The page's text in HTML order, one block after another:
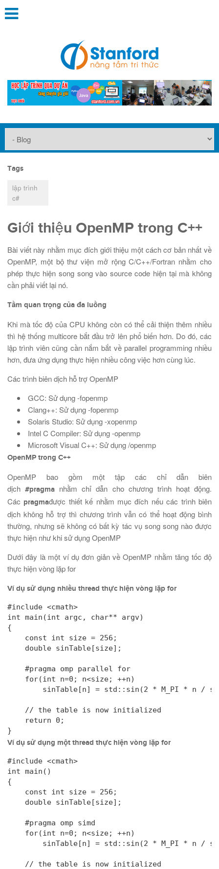
Tags
lập trình
c#
Giới thiệu OpenMP trong C++
Bài viết này nhằm mục đích giới thiệu một cách cơ bản nhất về
OpenMP, một bộ thư viện mở rộng C/C++/Fortran nhằm cho
phép thực hiện song song vào source code hiện tại mà không
cần phải viết lại nó.
Tầm quan trọng của đa luồng
Khi mà tốc độ của CPU không còn có thể cải thiện thêm nhiều
thì hệ thống multicore bắt đầu trở lên phổ biến hơn. Do đó, các
lập trình viên cũng cần nắm bắt về parallel programming nhiều
hơn, đưa ứng dụng thực hiện nhiều công việc hơn cùng lúc.
Các trình biên dịch hỗ trợ OpenMP
GCC: Sử dụng -fopenmp
Clang++: Sử dụng -fopenmp
Solaris Studio: Sử dụng -xopenmp
Intel C Compiler: Sử dụng -openmp
Microsoft Visual C++: Sử dụng /openmp
OpenMP trong C++
OpenMP bao gồm một tập các chỉ dẫn biên
dịch#pragma nhằm chỉ dẫn cho chương trình hoạt động.
Các pragmađược thiết kế nhằm mục đích nếu các trình biên
dịch không hỗ trợ thì chương trình vẫn có thể hoạt động bình
thường, nhưng sẽ không có bất kỳ tác vụ song song nào được
thực hiện như khi sử dụng OpenMP
Dưới đây là một ví dụ đơn giản về OpenMP nhằm tăng tốc độ
thực hiện vòng lặp for
Ví dụ sử dụng nhiều thread thực hiện vòng lặp for
#include <cmath>
int main(int argc, char** argv)
{
    const int size = 256;
    double sinTable[size];
    #pragma omp parallel for
    for(int n=0; n<size; ++n)
sinTable[n] = std::sin(2 * M_PI * n /
    // the table is now initialized
    return 0;
}
Ví dụ sử dụng một thread thực hiện vòng lặp for
#include <cmath>
int main()
{
    const int size = 256;
    double sinTable[size];
    #pragma omp simd
    for(int n=0; n<size; ++n)
sinTable[n] = std::sin(2 * M_PI * n /
    // the table is now initialized